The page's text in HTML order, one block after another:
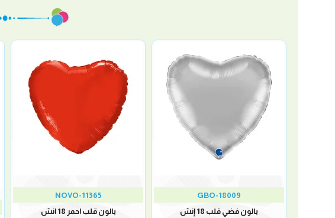
GBO-18009
بالون فضي قلب 18 إنش
NOVO-11365
بالون قلب احمر 18 انش